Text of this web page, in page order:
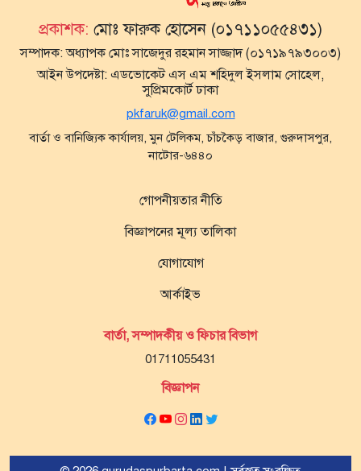
প্রকাশক: মোঃ ফারুক হোসেন (০১৭১১০৫৫৪৩১)
সম্পাদক:অধ্যাপক মোঃ সাজেদুর রহমান সাজ্জাদ (০১৭১৯৭৯৩০০৩)
আইন উপদেষ্টা: এডভোকেট এস এম শহিদুল ইসলাম সোহেল,
সুপ্রিমকোর্ট ঢাকা
pkfaruk@gmail.com
বার্তা ও বানিজ্যিক কার্যালয়, মুন টেলিকম, চাঁচকৈড় বাজার, গুরুদাসপুর,
নাটোর-৬৪৪০
গোপনীয়তার নীতি
বিজ্ঞাপনের মূল্য তালিকা
যোগাযোগ
আর্কাইভ
বার্তা, সম্পাদকীয় ও ফিচার বিভাগ
01711055431
বিজ্ঞাপন